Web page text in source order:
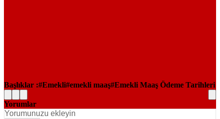
Başlıklar : Emekli emekli maaş Emekli Maaş Ödeme Tarihleri
Yorumlar